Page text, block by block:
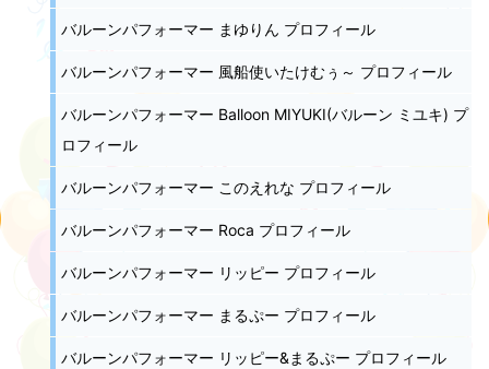
バルーンパフォーマー まゆりん プロフィール
バルーンパフォーマー 風船使いたけむぅ～ プロフィール
バルーンパフォーマー Balloon MIYUKI(バルーン ミユキ) プ
ロフィール
バルーンパフォーマー このえれな プロフィール
バルーンパフォーマー Roca プロフィール
バルーンパフォーマー リッピー プロフィール
バルーンパフォーマー まるぷー プロフィール
バルーンパフォーマー リッピー&まるぷー プロフィール